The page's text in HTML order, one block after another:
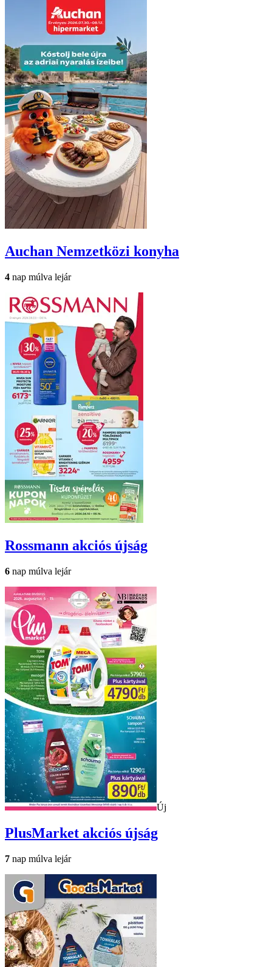
Auchan Nemzetközi konyha
4 nap múlva lejár
Rossmann akciós újság
6 nap múlva lejár
Új
PlusMarket akciós újság
7 nap múlva lejár